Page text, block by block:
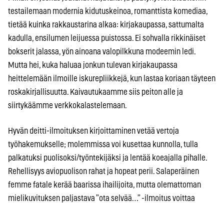
testailemaan modernia kidutuskeinoa, romanttista komediaa,
tietää kuinka rakkaustarina alkaa: kirjakaupassa, sattumalta
kadulla, ensilumen leijuessa puistossa. Ei sohvalla rikkinäiset
bokserit jalassa, yön ainoana valopilkkuna modeemin ledi.
Mutta hei, kuka haluaa jonkun tulevan kirjakaupassa
heittelemään ilmoille iskurepliikkejä, kun lastaa koriaan täyteen
roskakirjallisuutta. Kaivautukaamme siis peiton alle ja
siirtykäämme verkkokalastelemaan.
Hyvän deitti-ilmoituksen kirjoittaminen vetää vertoja
työhakemukselle; molemmissa voi kusettaa kunnolla, tulla
palkatuksi puolisoksi/työntekijäksi ja lentää koeajalla pihalle.
Rehellisyys aviopuolison rahat ja hopeat perii. Salaperäinen
femme fatale kerää baarissa ihailijoita, mutta olemattoman
mielikuvituksen paljastava ”ota selvää…” -ilmoitus voittaa